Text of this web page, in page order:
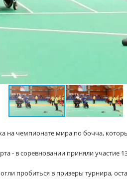
на чемпионате мира по бочча,
- в соревновании приняли участие
пробиться в призеры турнира,